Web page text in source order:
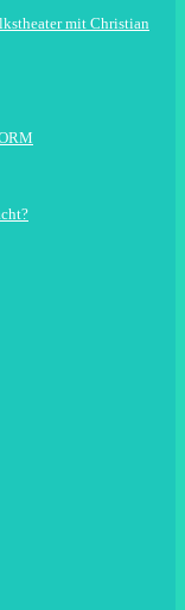
mit Christian